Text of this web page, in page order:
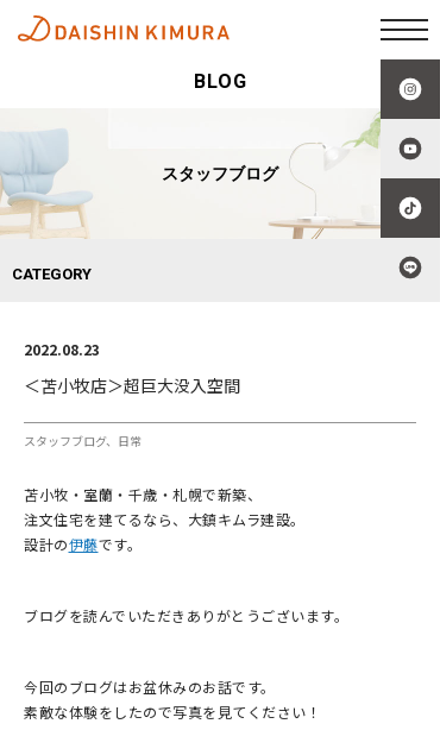
BLOG
スタッフブログ
CATEGORY
2022.08.23
＜苫小牧店＞超巨大没入空間
スタッフブログ 日常
苫小牧・室蘭・千歳・札幌で新築、
注文住宅を建てるなら、大鎮キムラ建設。
設計の伊藤です。
ブログを読んでいただきありがとうございます。
今回のブログはお盆休みのお話です。
素敵な体験をしたので写真を見てください！